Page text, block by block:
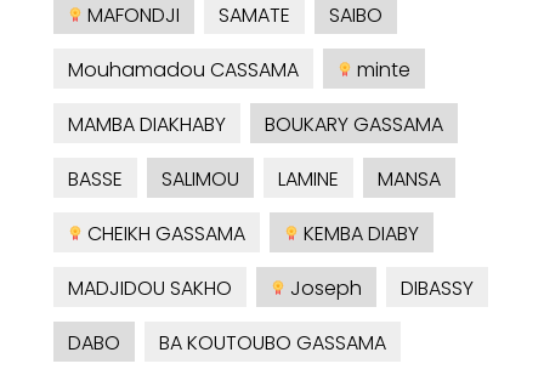
MAFONDJI
SAMATE
SAIBO
Mouhamadou CASSAMA
minte
MAMBA DIAKHABY
BOUKARY GASSAMA
BASSE
SALIMOU LAMINE
MANSA
CHEIKH GASSAMA
KEMBA DIABY
MADJIDOU SAKHO
Joseph
DIBASSY
DABO
BA KOUTOUBO GASSAMA